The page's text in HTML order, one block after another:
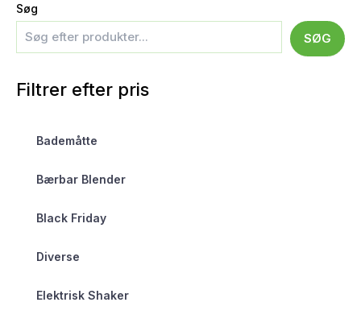
Søg
SØG
Filtrer efter pris
Bademåtte
Bærbar Blender
Black Friday
Diverse
Elektrisk Shaker